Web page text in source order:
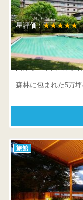
星評価 :★★★★★
西村屋ホテル
兵庫県 豊岡市城崎町
森林に包まれた5万
旅館